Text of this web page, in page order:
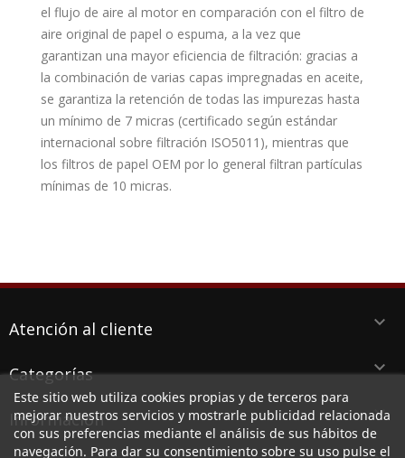
el flujo de aire al motor en comparación con el filtro de
aire original de papel o espuma, a la vez que
garantizan una mayor eficiencia de filtración: gracias a
la combinación de varias capas impregnadas en aceite,
se garantiza la retención de todas las impurezas hasta
un mínimo de 7 micras (certificado según estándar
internacional sobre filtración ISO5011), mientras que
los filtros de papel OEM por lo general filtran partículas
mínimas de 10 micras.
Atención al cliente keyboard_arrow_down
Categorías keyboard_arrow_down
Información keyboard_arrow_down
Este sitio web utiliza cookies propias y de terceros para
mejorar nuestros servicios y mostrarle publicidad relacionada
con sus preferencias mediante el análisis de sus hábitos de
navegación. Para dar su consentimiento sobre su uso pulse el